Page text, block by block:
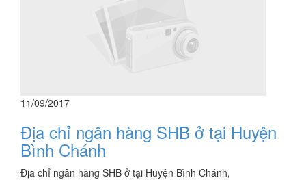
11/09/2017
Địa chỉ ngân hàng SHB ở tại Huyện
Bình Chánh
Địa chỉ ngân hàng SHB ở tại Huyện Bình Chánh,